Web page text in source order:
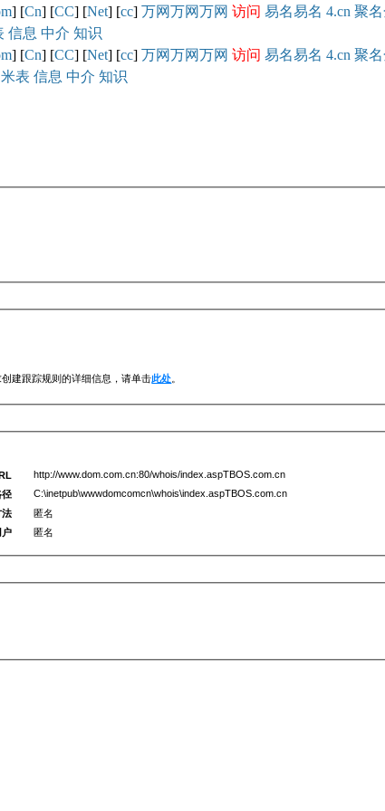
] [Cn] [CC] [Net] [cc] 万网万网万网 访问 易名易名 4.cn 聚名
信息 中介 知识